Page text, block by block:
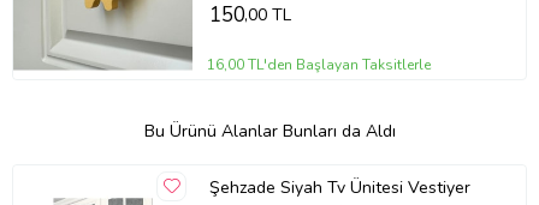
150,00 TL
16,00 TL'den Başlayan Taksitlerle
Bu Ürünü Alanlar Bunları da Aldı
Şehzade Siyah Tv Ünitesi Vestiyer